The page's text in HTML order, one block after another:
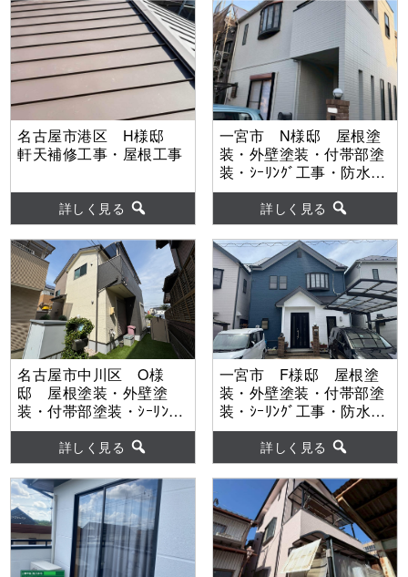
名古屋市港区 H様邸
軒天補修工事・屋根工事
詳しく見る
一宮市 N様邸 屋根塗
装・外壁塗装・付帯部塗
装・ｼｰﾘﾝｸﾞ工事・防水工
事 【使用塗料】屋根：
ｽｰﾊﾟｰｾﾗﾝｿﾌｨｱ 外壁：グ
ランデ有機HRC
詳しく見る
名古屋市中川区 O様
邸 屋根塗装・外壁塗
装・付帯部塗装・ｼｰﾘﾝｸﾞ
工事・防水工事 【使用
塗料】屋根：超低汚染ﾘﾌ
ｧｲﾝ500無機-IR 外壁：
超低汚染ﾘﾌｧｲﾝ弾性
1000MS-IR
詳しく見る
一宮市 F様邸 屋根塗
装・外壁塗装・付帯部塗
装・ｼｰﾘﾝｸﾞ工事・防水工
事 【使用塗料】屋根：
ｽｰﾊﾟｰｾﾗﾝｿﾌｨｱ 外壁：グ
ランデ有機HRC
詳しく見る